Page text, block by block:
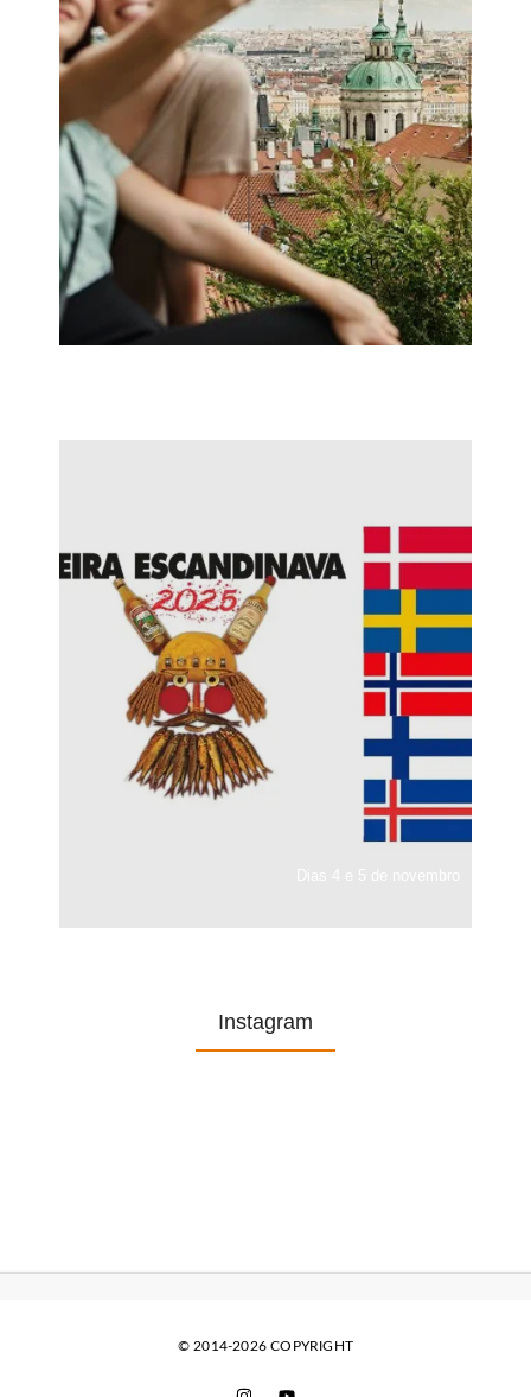
Instagram
© 2014-2026 COPYRIGHT